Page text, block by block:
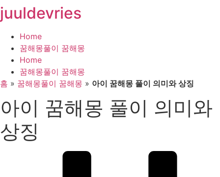
콘
텐
뛰
juuldevries
Home
꿈해몽풀이 꿈해몽
Home
꿈해몽풀이 꿈해몽
홈 » 꿈해몽풀이 꿈해몽 » 아이 꿈해몽 풀이 의미와 상징
아이 꿈해몽 풀이 의미와
상징